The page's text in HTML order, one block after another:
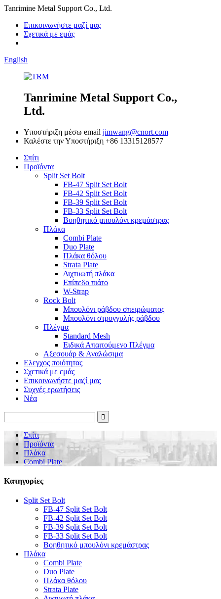
Tanrimine Metal Support Co., Ltd.
Επικοινωνήστε μαζί μας
Σχετικά με εμάς
English
Tanrimine Metal Support Co.,
Ltd.
Υποστήριξη μέσω email jimwang@cnort.com
Καλέστε την Υποστήριξη +86 13315128577
Σπίτι
Προϊόντα
Split Set Bolt
FB-47 Split Set Bolt
FB-42 Split Set Bolt
FB-39 Split Set Bolt
FB-33 Split Set Bolt
Βοηθητικό μπουλόνι κρεμάστρας
Πλάκα
Combi Plate
Duo Plate
Πλάκα θόλου
Strata Plate
Διχτυωτή πλάκα
Επίπεδο πιάτο
W-Strap
Rock Bolt
Μπουλόνι ράβδου σπειρώματος
Μπουλόνι στρογγυλής ράβδου
Πλέγμα
Standard Mesh
Ειδικά Απαιτούμενο Πλέγμα
Αξεσουάρ & Αναλώσιμα
Ελεγχος ποιότητας
Σχετικά με εμάς
Επικοινωνήστε μαζί μας
Συχνές ερωτήσεις
Νέα
Σπίτι
Προϊόντα
Πλάκα
Combi Plate
Κατηγορίες
Split Set Bolt
FB-47 Split Set Bolt
FB-42 Split Set Bolt
FB-39 Split Set Bolt
FB-33 Split Set Bolt
Βοηθητικό μπουλόνι κρεμάστρας
Πλάκα
Combi Plate
Duo Plate
Πλάκα θόλου
Strata Plate